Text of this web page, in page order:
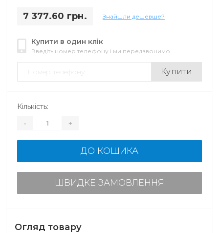
7 377.60 грн. Знайшли дешевше?
Купити в один клік
Введіть номер телефону і ми передзвонимо
Купити
Кількість:
- +
ДО КОШИКА
ШВИДКЕ ЗАМОВЛЕННЯ
Огляд товару